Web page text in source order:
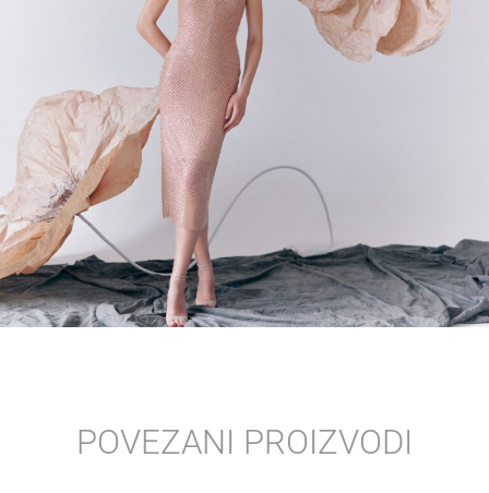
POVEZANI PROIZVODI